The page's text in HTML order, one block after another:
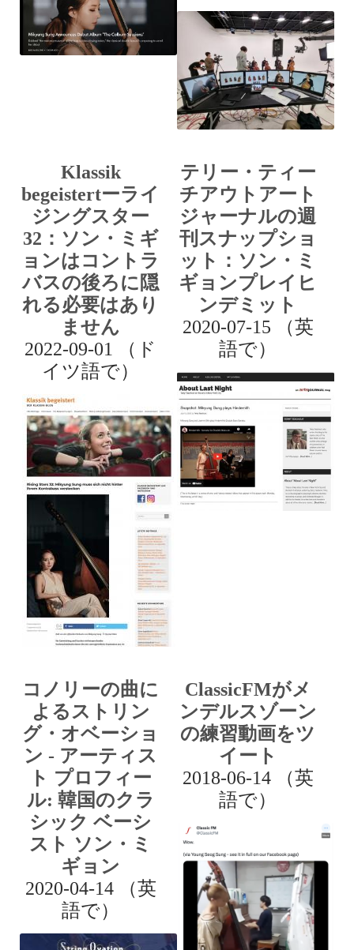
Klassik
begeistertーライ
ジングスター
32：ソン・ミギ
ョンはコントラ
バスの後ろに隠
れる必要はあり
ません
2022-09-01 （ド
イツ語で）
テリー・ティー
チアウトアート
ジャーナルの週
刊スナップショ
ット：ソン・ミ
ギョンプレイヒ
ンデミット
2020-07-15 （英
語で）
コノリーの曲に
よるストリン
グ・オベーショ
ン - アーティス
ト プロフィー
ル: 韓国のクラ
シック ベーシ
スト ソン・ミ
ギョン
2020-04-14 （英
語で）
ClassicFMがメ
ンデルスゾーン
の練習動画をツ
イート
2018-06-14 （英
語で）